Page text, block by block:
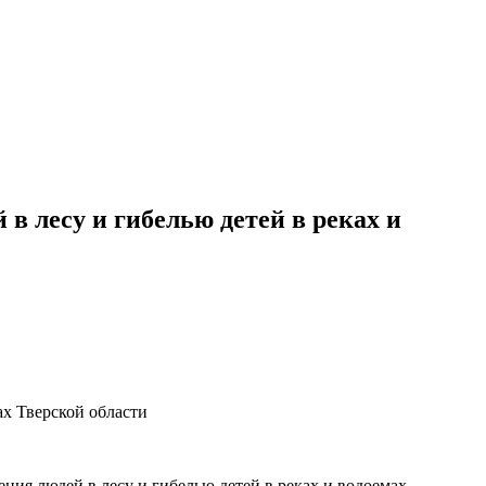
лесу и гибелью детей в реках и
Тверской области